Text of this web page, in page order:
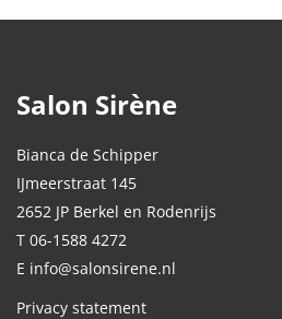
Salon Sirène
Bianca de Schipper
IJmeerstraat 145
2652 JP Berkel en Rodenrijs
T 06-1588 4272
E info@salonsirene.nl
Privacy statement